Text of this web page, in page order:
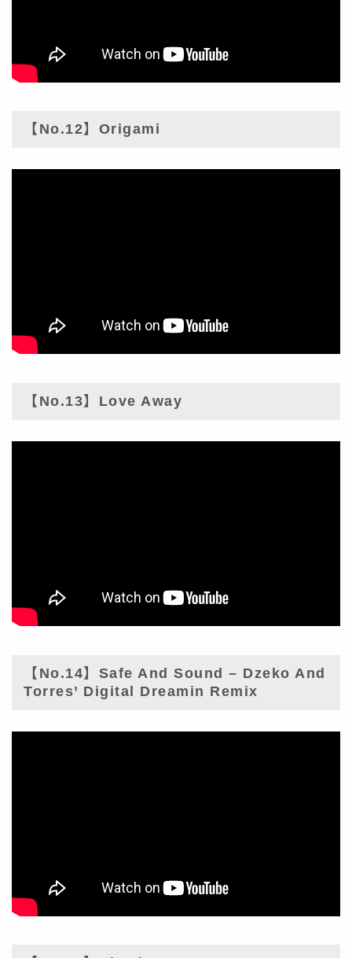
【No.12】Origami
【No.13】Love Away
【No.14】Safe And Sound – Dzeko And
Torres’ Digital Dreamin Remix